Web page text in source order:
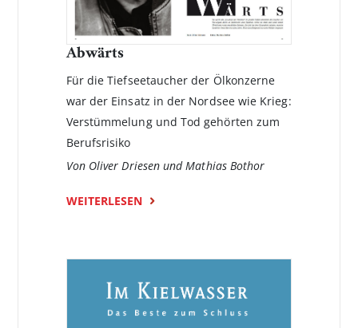
Abwärts
Für die Tiefseetaucher der Ölkonzerne
war der Einsatz in der Nordsee wie Krieg:
Verstümmelung und Tod gehörten zum
Berufsrisiko
Von Oliver Driesen und Mathias Bothor
WEITERLESEN